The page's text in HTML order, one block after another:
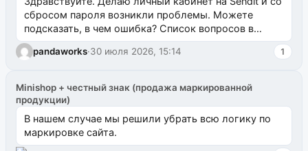
сбросом пароля возникли проблемы. Можете
подсказать, в чем ошибка? Список вопросов в
одноименном разделе на modx.pro пока пуст, и,...
pandaworks·30 июля 2026, 15:14 1
Minishop + честный знак (продажа маркированной
продукции)
В нашем случае мы решили убрать всю логику по
маркировке сайта.